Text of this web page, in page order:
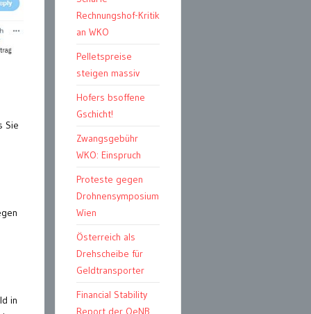
Sie
in
Rechnungshof-Kritik
an WKO
Pelletspreise
steigen massiv
Hofers bsoffene
Gschicht!
Zwangsgebühr
WKO: Einspruch
Proteste gegen
Drohnensymposium
Wien
Österreich als
Drehscheibe für
Geldtransporter
Financial Stability
Report der OeNB